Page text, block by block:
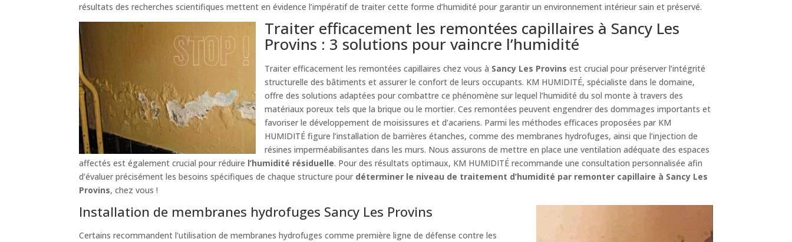
résultats des recherches scientifiques mettent en évidence l’impératif de traiter cette forme d’humidité pour garantir un environnement intérieur sain et préservé.
Traiter efficacement les remontées capillaires à Sancy Les
Provins : 3 solutions pour vaincre l’humidité
Traiter efficacement les remontées capillaires chez vous à Sancy Les Provins est crucial pour préserver l’intégrité
structurelle des bâtiments et assurer le confort de leurs occupants. KM HUMIDITÉ, spécialiste dans le domaine,
offre des solutions adaptées pour combattre ce phénomène sur lequel l’humidité du sol monte à travers des
matériaux poreux tels que la brique ou le mortier. Ces remontées peuvent engendrer des dommages importants et
favoriser le développement de moisissures et d’acariens. Parmi les méthodes efficaces proposées par KM
HUMIDITÉ figure l’installation de barrières étanches, comme des membranes hydrofuges, ainsi que l’injection de
résines imperméabilisantes dans les murs. Nous assurons de mettre en place une ventilation adéquate des espaces
affectés est également crucial pour réduire l’humidité résiduelle. Pour des résultats optimaux, KM HUMIDITÉ recommande une consultation personnalisée afin
d’évaluer précisément les besoins spécifiques de chaque structure pour déterminer le niveau de traitement d’humidité par remonter capillaire à Sancy Les
Provins, chez vous !
Installation de membranes hydrofuges Sancy Les Provins
Certains recommandent l’utilisation de membranes hydrofuges comme première ligne de défense contre les